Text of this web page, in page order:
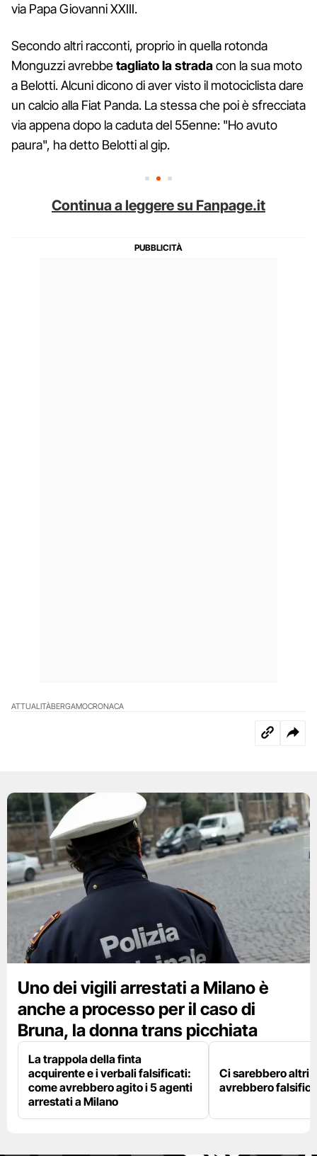
via Papa Giovanni XXIII.
Secondo altri racconti, proprio in quella rotonda
Monguzzi avrebbetagliato la stradacon la sua moto
a Belotti. Alcuni dicono di aver visto il motociclista dare
un calcio alla Fiat Panda. La stessa che poi è sfrecciata
via appena dopo la caduta del 55enne: "Ho avuto
paura", ha detto Belotti al gip.
Continua a leggere su Fanpage.it
ATTUALITÀBERGAMOCRONACA
Uno dei vigili arrestati a Milano è
anche a processo per il caso di
Bruna, la donna trans picchiata
La trappola della finta
acquirente e i verbali falsificati:
come avrebbero agito i 5 agenti
arrestati a Milano
Ci sarebbero altri
avrebbero